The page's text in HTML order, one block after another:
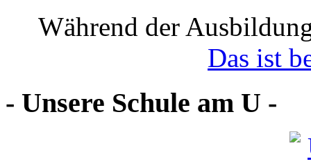
Während der
Das ist
- Unsere Schule am U -